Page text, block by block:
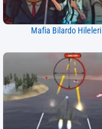
Mafia Bilardo Hileleri